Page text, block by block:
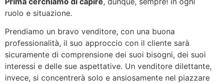
ruolo e situazione.
Prendiamo un bravo venditore, con una buona
professionalità, il suo approccio con il cliente sarà
sicuramente di comprensione dei suoi bisogni, dei suoi
interessi e delle sue aspettative. Un venditore dilettante,
invece, si concentrerà solo e ansiosamente nel piazzare